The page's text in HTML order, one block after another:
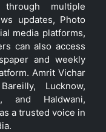
multiple
updates, Photo
media platforms,
can also access
and weekly
Amrit Vichar
Lucknow,
and Haldwani,
a trusted voice in